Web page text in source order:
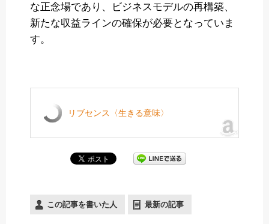
な正念場であり、ビジネスモデルの再構築、
新たな収益ラインの確保が必要となっていま
す。
リブセンス〈生きる意味〉
この記事を書いた人 最新の記事